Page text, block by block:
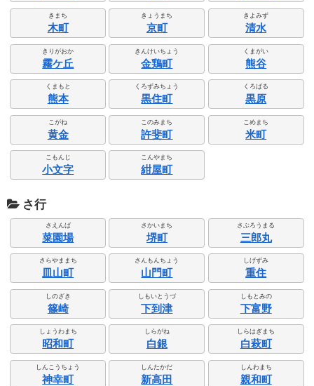
きまち
木町
きょうまち
京町
きよみず
清水
きりがおか
霧ケ丘
きんけいちょう
金鶏町
くまがい
熊谷
くまもと
熊本
くろずみちょう
黒住町
くろばる
黒原
こがね
黄金
このみまち
許斐町
こめまち
米町
こもんじ
小文字
こんやまち
紺屋町
さ行
さえんば
菜園場
さかいまち
堺町
さぶろうまる
三郎丸
さらやままち
皿山町
さんもんちょう
山門町
しげずみ
重住
しのざき
篠崎
しもいとうづ
下到津
しもとみの
下富野
しょうわまち
昭和町
しらがね
白銀
しらはぎまち
白萩町
しんこうちょう
神幸町
しんたかだ
新高田
しんわまち
親和町